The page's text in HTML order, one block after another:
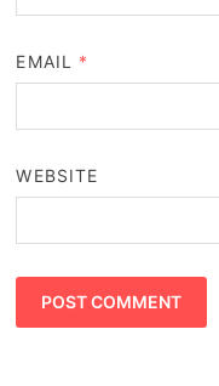
EMAIL *
WEBSITE